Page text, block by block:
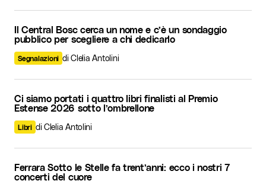
Il Central Bosc cerca un nome e c’è un sondaggio
pubblico per scegliere a chi dedicarlo
Segnalazioni di Clelia Antolini
Ci siamo portati i quattro libri finalisti al Premio
Estense 2026 sotto l’ombrellone
Libri di Clelia Antolini
Ferrara Sotto le Stelle fa trent’anni: ecco i nostri 7
concerti del cuore